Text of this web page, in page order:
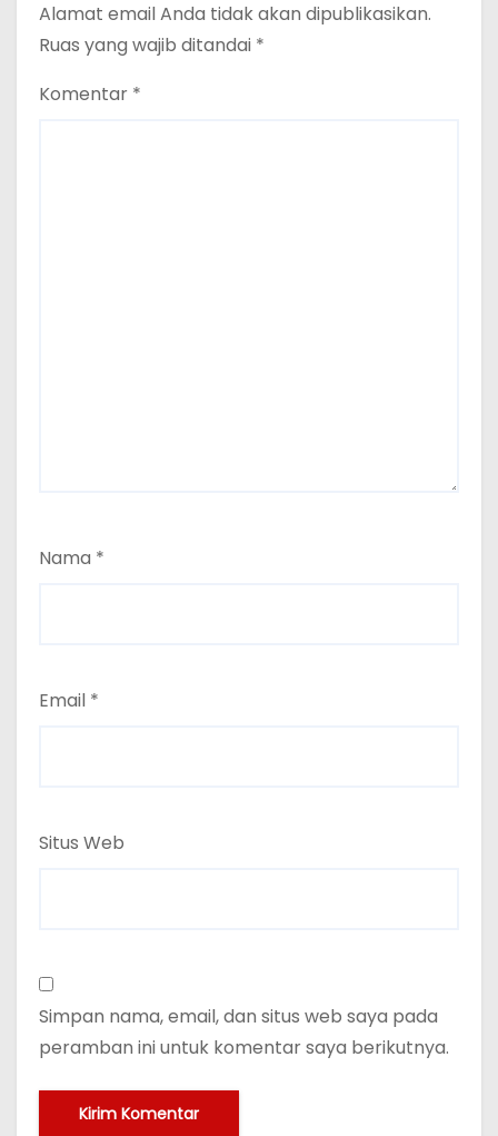
Alamat email Anda tidak akan dipublikasikan.
Ruas yang wajib ditandai *
Komentar *
Nama *
Email *
Situs Web
Simpan nama, email, dan situs web saya pada
peramban ini untuk komentar saya berikutnya.